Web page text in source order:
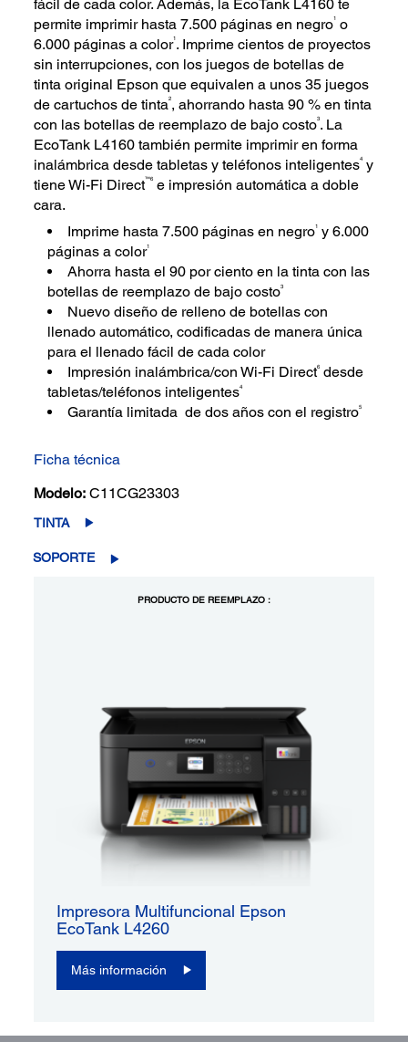
fácil de cada color. Además, la EcoTank L4160 te
permite imprimir hasta 7.500 páginas en negro1 o
6.000 páginas a color1. Imprime cientos de proyectos
sin interrupciones, con los juegos de botellas de
tinta original Epson que equivalen a unos 35 juegos
de cartuchos de tinta2, ahorrando hasta 90 % en tinta
con las botellas de reemplazo de bajo costo3. La
EcoTank L4160 también permite imprimir en forma
inalámbrica desde tabletas y teléfonos inteligentes4 y
tiene Wi-Fi Direct™6 e impresión automática a doble
cara.
Imprime hasta 7.500 páginas en negro1 y 6.000
páginas a color1
Ahorra hasta el 90 por ciento en la tinta con las
botellas de reemplazo de bajo costo3
Nuevo diseño de relleno de botellas con
llenado automático, codificadas de manera única
para el llenado fácil de cada color
Impresión inalámbrica/con Wi-Fi Direct6 desde
tabletas/teléfonos inteligentes4
Garantía limitada de dos años con el registro5
Ficha técnica
Modelo: C11CG23303
TINTA
SOPORTE
PRODUCTO DE REEMPLAZO :
Impresora Multifuncional Epson
EcoTank L4260
Más información